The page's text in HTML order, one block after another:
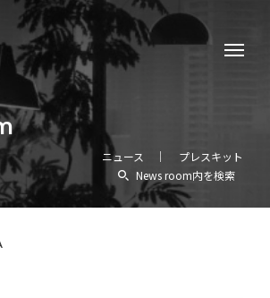
ニュース
プレスキット
News room内を検索